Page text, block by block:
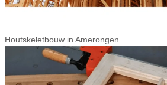
Houtskeletbouw in Amerongen